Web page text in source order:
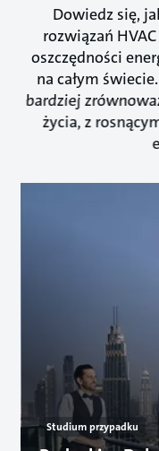
Dowiedz się,
rozwiązań
oszczędności
na całym
bardziej
życia, z
Studium przypadku